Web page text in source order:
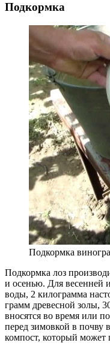
Подкормка
Подкормка
Подкормка лоз
и осенью. Для весенней
воды, 2 килограмма
грамм древесной золы,
вносятся во время или
перед зимовкой в почву
компост, который может